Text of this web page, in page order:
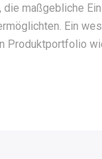
maßgebliche
Ein
Produktportfolio